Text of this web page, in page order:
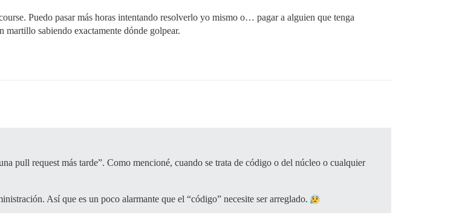
Puedo pasar más horas intentando resolverlo yo mismo o… pagar a alguien que tenga
sabiendo exactamente dónde golpear.
pull request más tarde”. Como mencioné, cuando se trata de código o del núcleo o cualquier
Así que es un poco alarmante que el “código” necesite ser arreglado.